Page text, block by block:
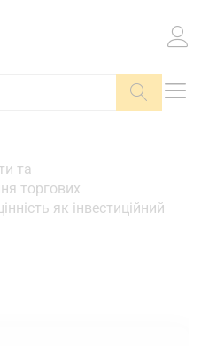
та
торгових
як інвестиційний